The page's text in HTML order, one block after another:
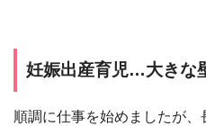
妊娠出産育児…大きな
順調に仕事を始めましたが